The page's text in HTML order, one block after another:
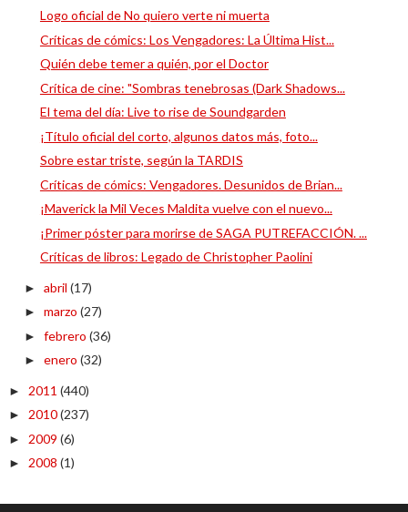
Logo oficial de No quiero verte ni muerta
Críticas de cómics: Los Vengadores: La Última Hist...
Quién debe temer a quién, por el Doctor
Crítica de cine: "Sombras tenebrosas (Dark Shadows...
El tema del día: Live to rise de Soundgarden
¡Título oficial del corto, algunos datos más, foto...
Sobre estar triste, según la TARDIS
Críticas de cómics: Vengadores. Desunidos de Brian...
¡Maverick la Mil Veces Maldita vuelve con el nuevo...
¡Primer póster para morirse de SAGA PUTREFACCIÓN. ...
Críticas de libros: Legado de Christopher Paolini
► abril (17)
► marzo (27)
► febrero (36)
► enero (32)
► 2011 (440)
► 2010(237)
► 2009 (6)
► 2008 (1)